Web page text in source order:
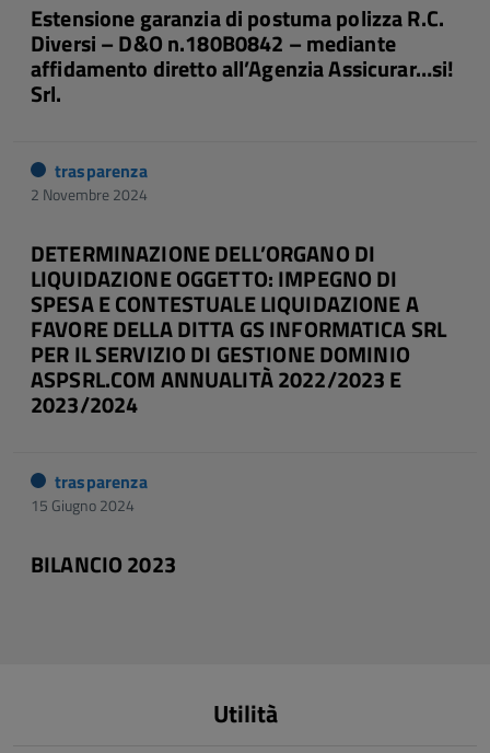
Estensione garanzia di postuma polizza R.C.
Diversi – D&O n.180B0842 – mediante
affidamento diretto all’Agenzia Assicurar…si!
Srl.
trasparenza
2 Novembre 2024
DETERMINAZIONE DELL’ORGANO DI
LIQUIDAZIONE OGGETTO: IMPEGNO DI
SPESA E CONTESTUALE LIQUIDAZIONE A
FAVORE DELLA DITTA GS INFORMATICA SRL
PER IL SERVIZIO DI GESTIONE DOMINIO
ASPSRL.COM ANNUALITÀ 2022/2023 E
2023/2024
trasparenza
15 Giugno 2024
BILANCIO 2023
Utilità